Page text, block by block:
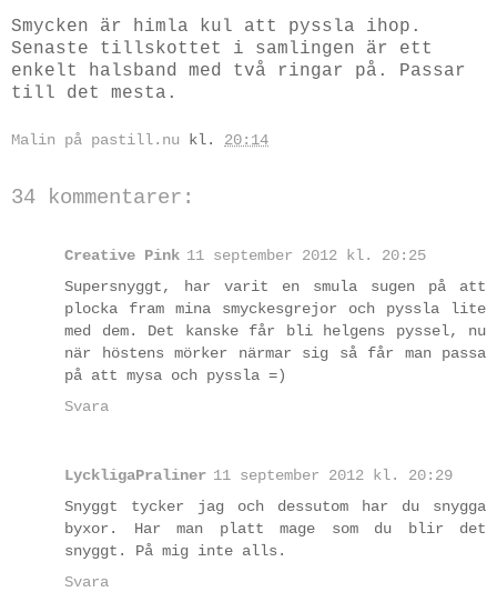
Smycken är himla kul att pyssla ihop.
Senaste tillskottet i samlingen är ett
enkelt halsband med två ringar på. Passar
till det mesta.
Malin på pastill.nu kl. 20:14
34 kommentarer:
Creative Pink 11 september 2012 kl. 20:25
Supersnyggt, har varit en smula sugen på att
plocka fram mina smyckesgrejor och pyssla lite
med dem. Det kanske får bli helgens pyssel, nu
när höstens mörker närmar sig så får man passa
på att mysa och pyssla =)
Svara
LyckligaPraliner 11 september 2012 kl. 20:29
Snyggt tycker jag och dessutom har du snygga
byxor. Har man platt mage som du blir det
snyggt. På mig inte alls.
Svara